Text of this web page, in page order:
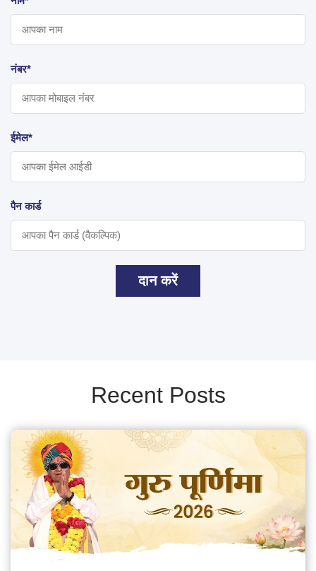
नंबर*
ईमेल*
पैन कार्ड
दान करें
Recent Posts